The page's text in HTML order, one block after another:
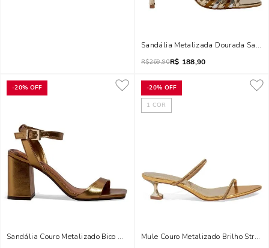
Sandália Metalizada Dourada Salto
R$269,90R$ 188,90
-20% OFF
Sandália Couro Metalizado Bico Quadrado Bronze
-20% OFF
1 COR
Mule Couro Metalizado Brilho